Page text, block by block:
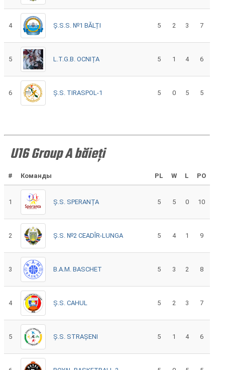
4 Ș.S.S. №1 BĂLȚI 5 2 3 7
5 L.T.G.B. OCNIȚA 5 1 4 6
6 Ș.S. TIRASPOL-1 5 0 5 5
U16 Group A băieți
# Команды PL W L PO
1 Ș.S. SPERANȚA 5 5 0 10
2 Ș.S. №2 CEADÎR-LUNGA 5 4 1 9
3 B.A.M. BASCHET 5 3 2 8
4 Ș.S. CAHUL 5 2 3 7
5 Ș.S. STRAȘENI 5 1 4 6